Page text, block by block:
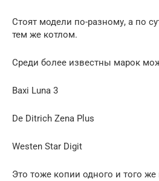
Стоят модели по-разному, а по
тем же котлом.
Среди более известны марок
Baxi Luna 3
De Ditrich Zena Plus
Westen Star Digit
Это тоже копии одного и того же